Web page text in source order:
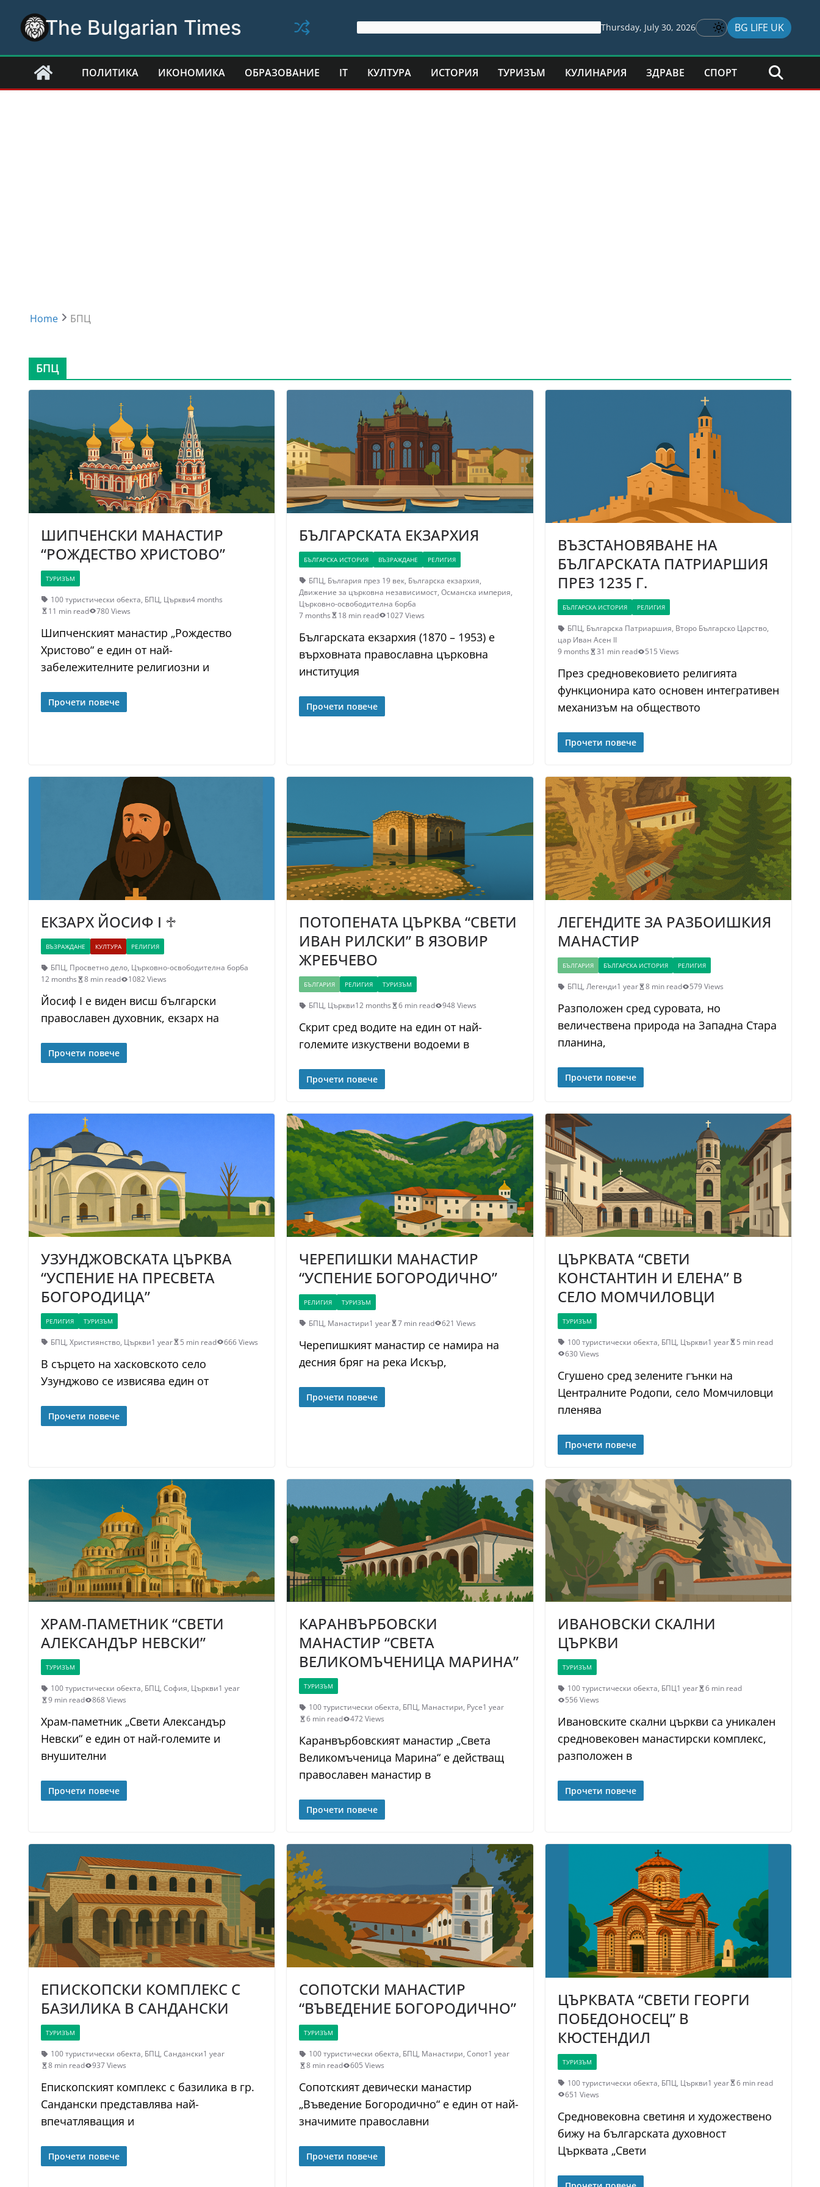
content
The Bulgarian Times Thursday, July 30, 2026 BG LIFE UK
ПОЛИТИКА ИКОНОМИКА ОБРАЗОВАНИЕ IT КУЛТУРА ИСТОРИЯ ТУРИЗЪМ КУЛИНАРИЯ ЗДРАВЕ СПОРТ
Home БПЦ
БПЦ
ШИПЧЕНСКИ МАНАСТИР
“РОЖДЕСТВО ХРИСТОВО”
ТУРИЗЪМ
100 туристически обекта, БПЦ, Църкви4 months
11 min read
780 Views
Шипченският манастир „Рождество
Христово“ е един от най-
забележителните религиозни и
Прочети повече
БЪЛГАРСКАТА ЕКЗАРХИЯ
БЪЛГАРСКА ИСТОРИЯ ВЪЗРАЖДАНЕ РЕЛИГИЯ
БПЦ, България през 19 век, Българска екзархия,
Движение за църковна независимост,Османска империя,
Църковно-освободителна борба
7 months
18 min read 1027 Views
Българската екзархия (1870 – 1953) е
върховната православна църковна
институция
Прочети повече
ВЪЗСТАНОВЯВАНЕ НА
БЪЛГАРСКАТА ПАТРИАРШИЯ
ПРЕЗ 1235 Г.
БЪЛГАРСКА ИСТОРИЯ РЕЛИГИЯ
БПЦ, Българска Патриаршия, Второ Българско Царство,
цар Иван Асен II
9 months
31 min read 515 Views
През средновековието религията
функционира като основен интегративен
механизъм на обществото
Прочети повече
ЕКЗАРХ ЙОСИФ I ♱
ВЪЗРАЖДАНЕ КУЛТУРА РЕЛИГИЯ
БПЦ, Просветно дело, Църковно-освободителна борба
12 months
8 min read 1082 Views
Йосиф I е виден висш български
православен духовник, екзарх на
Прочети повече
ПОТОПЕНАТА ЦЪРКВА “СВЕТИ
ИВАН РИЛСКИ” В ЯЗОВИР
ЖРЕБЧЕВО
БЪЛГАРИЯ РЕЛИГИЯ ТУРИЗЪМ
БПЦ, Църкви12 months 6 min read 948 Views
Скрит сред водите на един от най-
големите изкуствени водоеми в
Прочети повече
ЛЕГЕНДИТЕ ЗА РАЗБОИШКИЯ
МАНАСТИР
БЪЛГАРИЯ БЪЛГАРСКА ИСТОРИЯ РЕЛИГИЯ
БПЦ, Легенди1 year 8 min read 579 Views
Разположен сред суровата, но
величествена природа на Западна Стара
планина,
Прочети повече
УЗУНДЖОВСКАТА ЦЪРКВА
“УСПЕНИЕ НА ПРЕСВЕТА
БОГОРОДИЦА”
РЕЛИГИЯ ТУРИЗЪМ
БПЦ, Християнство, Църкви1 year 5 min read 666 Views
В сърцето на хасковското село
Узунджово се извисява един от
Прочети повече
ЧЕРЕПИШКИ МАНАСТИР
“УСПЕНИЕ БОГОРОДИЧНО”
РЕЛИГИЯ ТУРИЗЪМ
БПЦ, Манастири1 year 7 min read 621 Views
Черепишкият манастир се намира на
десния бряг на река Искър,
Прочети повече
ЦЪРКВАТА “СВЕТИ
КОНСТАНТИН И ЕЛЕНА” В
СЕЛО МОМЧИЛОВЦИ
ТУРИЗЪМ
100 туристически обекта, БПЦ, Църкви1 year
5 min read
630 Views
Сгушено сред зелените гънки на
Централните Родопи, село Момчиловци
пленява
Прочети повече
ХРАМ-ПАМЕТНИК “СВЕТИ
АЛЕКСАНДЪР НЕВСКИ”
ТУРИЗЪМ
100 туристически обекта, БПЦ, София, Църкви1 year
9 min read
868 Views
Храм-паметник „Свети Александър
Невски“ е един от най-големите и
внушителни
Прочети повече
КАРАНВЪРБОВСКИ
МАНАСТИР “СВЕТА
ВЕЛИКОМЪЧЕНИЦА МАРИНА”
ТУРИЗЪМ
100 туристически обекта, БПЦ, Манастири, Русе1 year
6 min read
472 Views
Каранвърбовският манастир „Света
Великомъченица Марина“ е действащ
православен манастир в
Прочети повече
ИВАНОВСКИ СКАЛНИ
ЦЪРКВИ
ТУРИЗЪМ
100 туристически обекта, БПЦ1 year
6 min read
556 Views
Ивановските скални църкви са уникален
средновековен манастирски комплекс,
разположен в
Прочети повече
ЕПИСКОПСКИ КОМПЛЕКС С
БАЗИЛИКА В САНДАНСКИ
ТУРИЗЪМ
100 туристически обекта, БПЦ, Сандански1 year
8 min read
937 Views
Епископският комплекс с базилика в гр.
Сандански представлява най-
впечатляващия и
Прочети повече
СОПОТСКИ МАНАСТИР
“ВЪВЕДЕНИЕ БОГОРОДИЧНО”
ТУРИЗЪМ
100 туристически обекта, БПЦ, Манастири,Сопот1 year
8 min read
605 Views
Сопотският девически манастир
„Въведение Богородично“ е един от най-
значимите православни
Прочети повече
ЦЪРКВАТА “СВЕТИ ГЕОРГИ
ПОБЕДОНОСЕЦ” В
КЮСТЕНДИЛ
ТУРИЗЪМ
100 туристически обекта, БПЦ, Църкви1 year
6 min read
651 Views
Средновековна светиня и художествено
бижу на българската духовност
Църквата „Свети